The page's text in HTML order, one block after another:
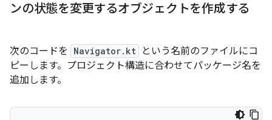
ンの状態を変更するオブジェクトを作成する
次のコードを Navigator.kt
という名前のファイルにコ
ピーします。プロジェクト構造に合わせてパッケージ名を
追加します。